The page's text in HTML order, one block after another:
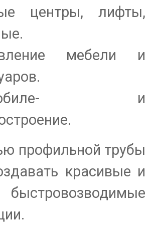
центры, лифты,
мебели и
и
профильной трубы
красивые и